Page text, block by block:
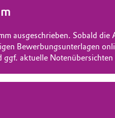
ausgeschrieben. Sobald
Bewerbungsunterlagen
ggf. aktuelle